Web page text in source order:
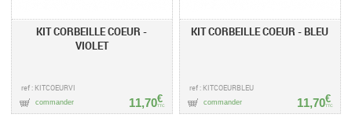
KIT CORBEILLE COEUR -
VIOLET
ref : KITCOEURVI
11,70€
TTC
commander
KIT CORBEILLE COEUR - BLEU
ref : KITCOEURBLEU
11,70€
TTC
commander